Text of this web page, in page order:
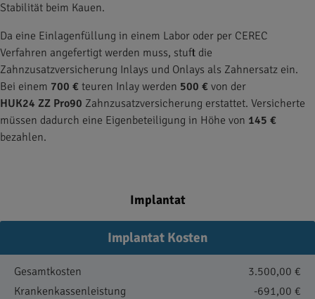
Stabilität beim Kauen.
Da eine Einlagenfüllung in einem Labor oder per CEREC
Verfahren angefertigt werden muss, stuft die
Zahnzusatzversicherung Inlays und Onlays als Zahnersatz ein.
Bei einem 700 € teuren Inlay werden 500 € von der
HUK24 ZZ Pro90 Zahnzusatzversicherung erstattet. Versicherte
müssen dadurch eine Eigenbeteiligung in Höhe von 145 €
bezahlen.
Implantat
Implantat Kosten
Gesamtkosten
3.500,00 €
Krankenkassenleistung
-691,00 €